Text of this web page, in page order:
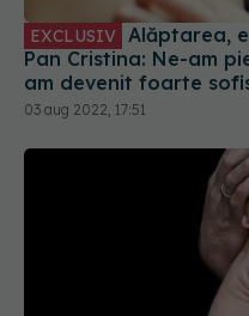
EXCLUSIV
Pan Cristina: Ne-am
am devenit foarte
03 aug 2022, 17:51